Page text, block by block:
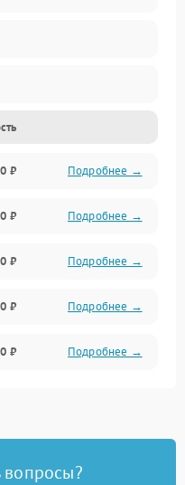
₽ Подробнее →
₽ Подробнее →
₽ Подробнее →
₽ Подробнее →
₽ Подробнее →
вопросы?